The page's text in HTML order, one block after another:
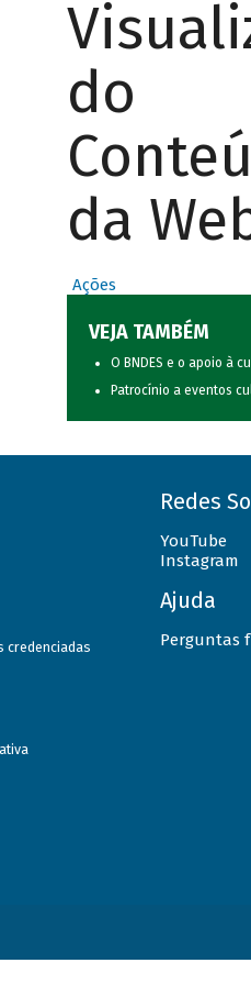
do
da
Ações
VEJA TAMBÉM
O BNDES e o apoio à
Patrocínio a eventos
credenciadas
Redes
YouTube
Instagram
Ajuda
Perguntas